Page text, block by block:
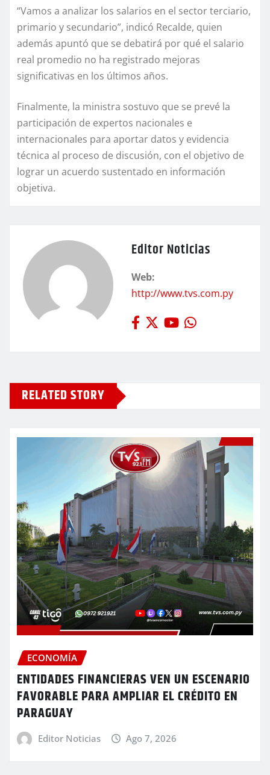
“Vamos a analizar los salarios en el sector terciario,
primario y secundario”, indicó Recalde, quien
además apuntó que se debatirá por qué el salario
real promedio no ha registrado mejoras
significativas en los últimos años.
Finalmente, la ministra sostuvo que se prevé la
participación de expertos nacionales e
internacionales para aportar datos y evidencia
técnica al proceso de discusión, con el objetivo de
lograr un acuerdo sustentado en información
objetiva.
Editor Noticias
Web:
http://www.tvs.com.py
RELATED STORY
ECONOMÍA
ENTIDADES FINANCIERAS VEN UN ESCENARIO
FAVORABLE PARA AMPLIAR EL CRÉDITO EN
PARAGUAY
Editor Noticias Ago 7, 2026